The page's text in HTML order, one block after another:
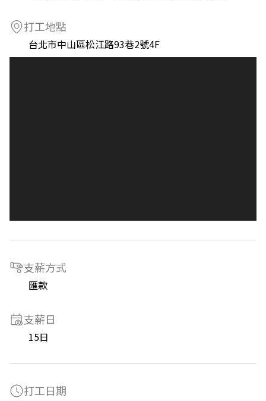
打工地點
台北市中山區松江路93巷2號4F
支薪方式
匯款
支薪日
15日
打工日期